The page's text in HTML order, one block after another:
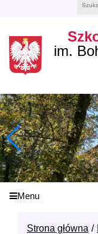
im.
Menu
Strona główna